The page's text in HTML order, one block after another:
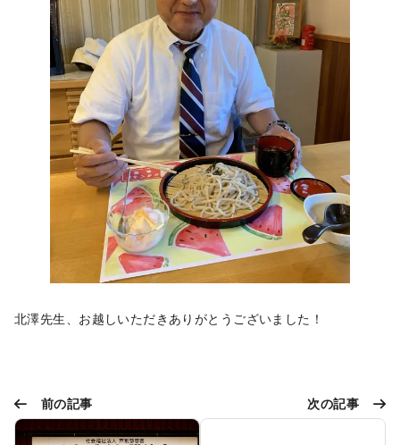
北澤先生、お越しいただきありがとうございました！
前の記事 次の記事